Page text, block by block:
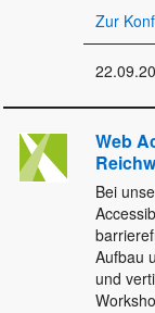
Zur
Web
Bei
Aufbau
und